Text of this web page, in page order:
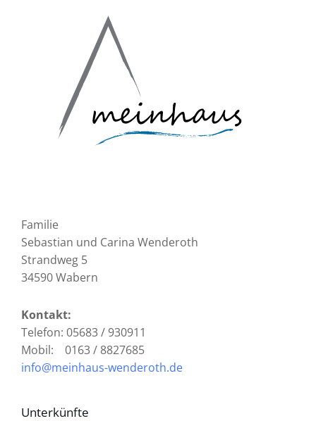
Familie
Sebastian und Carina Wenderoth
Strandweg 5
34590 Wabern
Kontakt:
Telefon: 05683 / 930911
Mobil: 0163 / 8827685
info@meinhaus-wenderoth.de
Unterkünfte